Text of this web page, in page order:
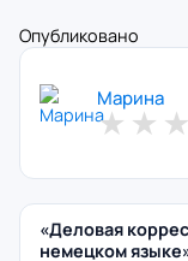
Опубликовано
Марина
★★ ★
«Деловая
немецком